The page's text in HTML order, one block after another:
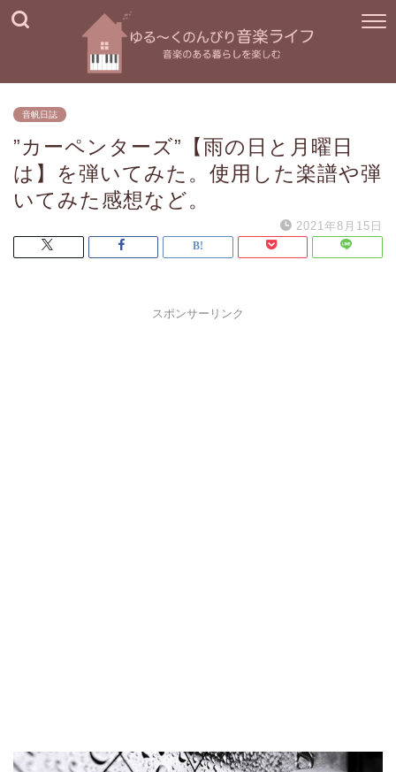
音帆日誌
”カーペンターズ”【雨の日と月曜日
は】を弾いてみた。使用した楽譜や弾
いてみた感想など。
2021年8月15日
スポンサーリンク